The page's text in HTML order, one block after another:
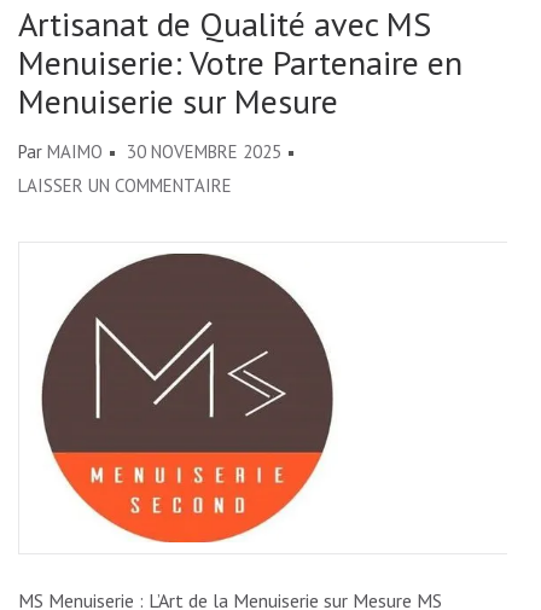
Artisanat de Qualité avec MS
Menuiserie: Votre Partenaire en
Menuiserie sur Mesure
Par MAIMO
30 NOVEMBRE 2025
LAISSER UN COMMENTAIRE
QUALITÉ
MS
MENUISERIE:
VOTRE
PARTENAIRE
EN
MENUISERIE
SUR
MESURE
MS Menuiserie : L’Art de la Menuiserie sur Mesure MS